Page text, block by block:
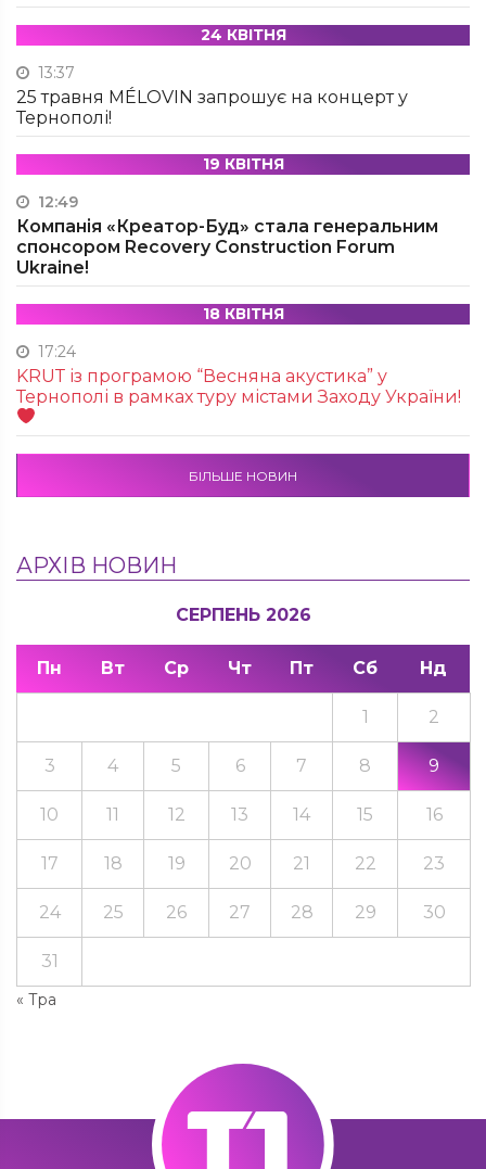
24 КВІТНЯ
13:37
25 травня MÉLOVIN запрошує на концерт у
Тернополі!
19 КВІТНЯ
12:49
Компанія «Креатор-Буд» стала генеральним
спонсором Recovery Construction Forum
Ukraine!
18 КВІТНЯ
17:24
KRUТ із програмою “Весняна акустика” у
Тернополі в рамках туру містами Заходу України!
БІЛЬШЕ НОВИН
АРХІВ НОВИН
СЕРПЕНЬ 2026
Пн Вт Ср Чт Пт Сб Нд
« Тра
1 2
3 4 5 6 7 8 9
10 11 12 13 14 15 16
17 18 19 20 21 22 23
24 25 26 27 28 29 30
31